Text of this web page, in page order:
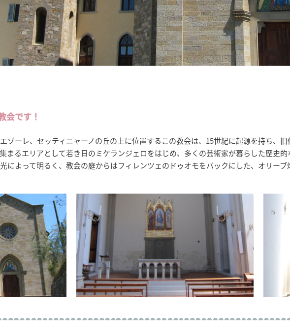
会です！
ゾーレ、セッティニャーノの丘の上に位置するこの教会は、15世紀に起源を持ち、
まるエリアとして若き日のミケランジェロをはじめ、多くの芸術家が暮らした歴史
によって明るく、教会の庭からはフィレンツェのドゥオモをバックにした、オリー